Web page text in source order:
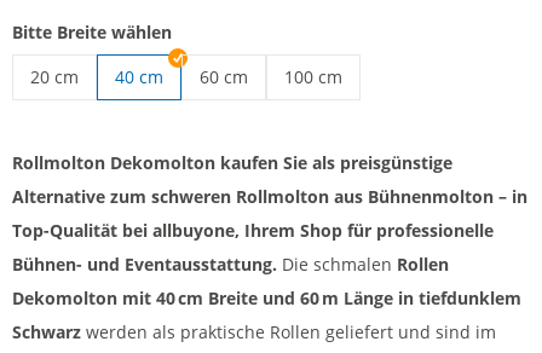
Bitte Breite wählen
20 cm
40 cm
60 cm
100 cm
Rollmolton Dekomolton kaufen Sie als preisgünstige
Alternative zum schweren Rollmolton aus Bühnenmolton – in
Top-Qualität bei allbuyone, Ihrem Shop für professionelle
Bühnen- und Eventausstattung. Die schmalen Rollen
Dekomolton mit 40 cm Breite und 60 m Länge in tiefdunklem
Schwarz werden als praktische Rollen geliefert und sind im